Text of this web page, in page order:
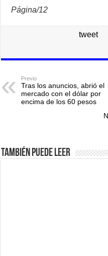
Página/12
tweet
Previo
Tras los anuncios, abrió el
mercado con el dólar por
encima de los 60 pesos
También puede leer